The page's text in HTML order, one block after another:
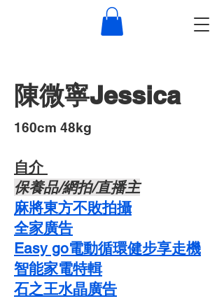
陳微寧Jessica
​160cm 48kg
自介 ​
​保養品/網拍/直播主
麻將東方不敗拍攝
​全家廣告
Easy go電動循環健步享走機
智能家電特輯
石之王水晶廣告